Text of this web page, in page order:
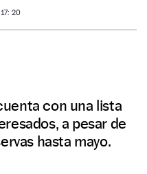
20
con una lista
a pesar de
hasta mayo.